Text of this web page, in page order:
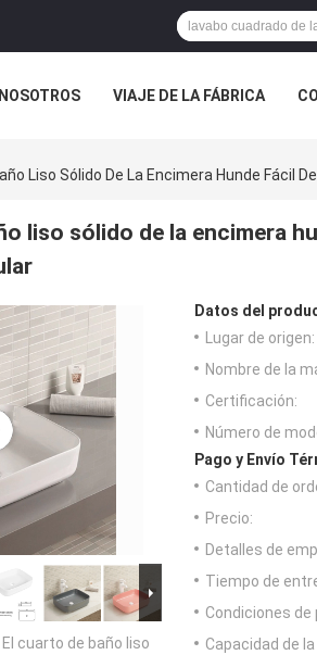
VIAJE DE LA FÁBRICA
Liso Sólido De La Encimera Hunde Fácil
liso sólido de la encimera
El cuarto de baño liso
Datos del
Lugar de origen:
Nombre de la
Certificación:
Número de
Pago y Envío
Cantidad de
Precio:
Detalles de
Tiempo de
Condiciones de
Capacidad de